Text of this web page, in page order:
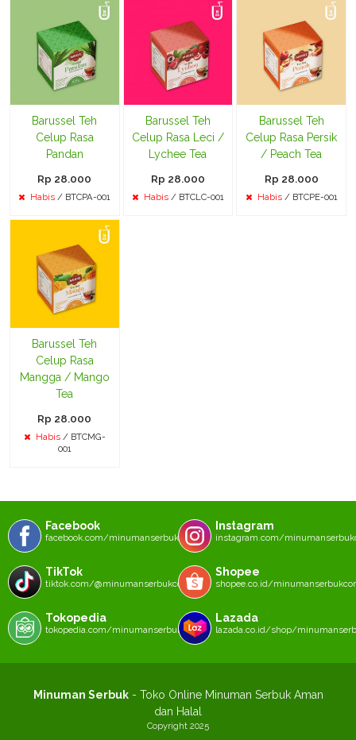
Barussel Teh
Celup Rasa
Pandan
Rp 28.000
Habis / BTCPA-001
Barussel Teh
Celup Rasa Leci /
Lychee Tea
Rp 28.000
Habis/ BTCLC-001
Barussel Teh
Celup Rasa Persik
/ Peach Tea
Rp 28.000
Habis/ BTCPE-001
Barussel Teh
Celup Rasa
Mangga / Mango
Tea
Rp 28.000
Habis/ BTCMG-
001
Facebook
facebook.com/minumanserbukcom
Instagram
instagram.com/
TikTok
tiktok.com/@minumanserbukcom
Shopee
shopee.co.id/
Tokopedia
tokopedia.com/minumanserbukcom
Lazada
lazada.co.id/shop/
Minuman Serbuk- Toko Online Minuman Serbuk Aman
dan Halal
Copyright 2025